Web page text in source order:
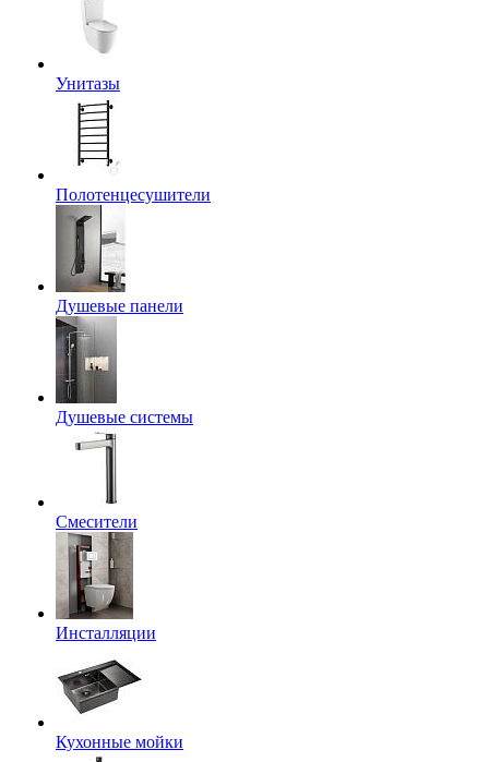
Унитазы
Полотенцесушители
Душевые панели
Душевые системы
Смесители
Инсталляции
Кухонные мойки